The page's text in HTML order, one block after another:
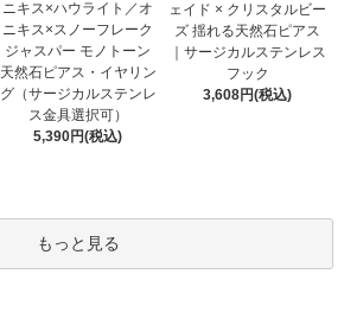
ニキス×ハウライト／オ
ニキス×スノーフレーク
ジャスパー モノトーン
天然石ピアス・イヤリン
グ（サージカルステンレ
ス金具選択可）
5,390円(税込)
ェイド × クリスタルビー
ズ 揺れる天然石ピアス
｜サージカルステンレス
フック
3,608円(税込)
もっと見る